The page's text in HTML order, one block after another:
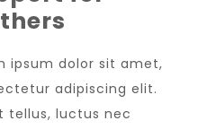
ipsum dolor sit amet,
adipiscing elit.
tellus, luctus nec